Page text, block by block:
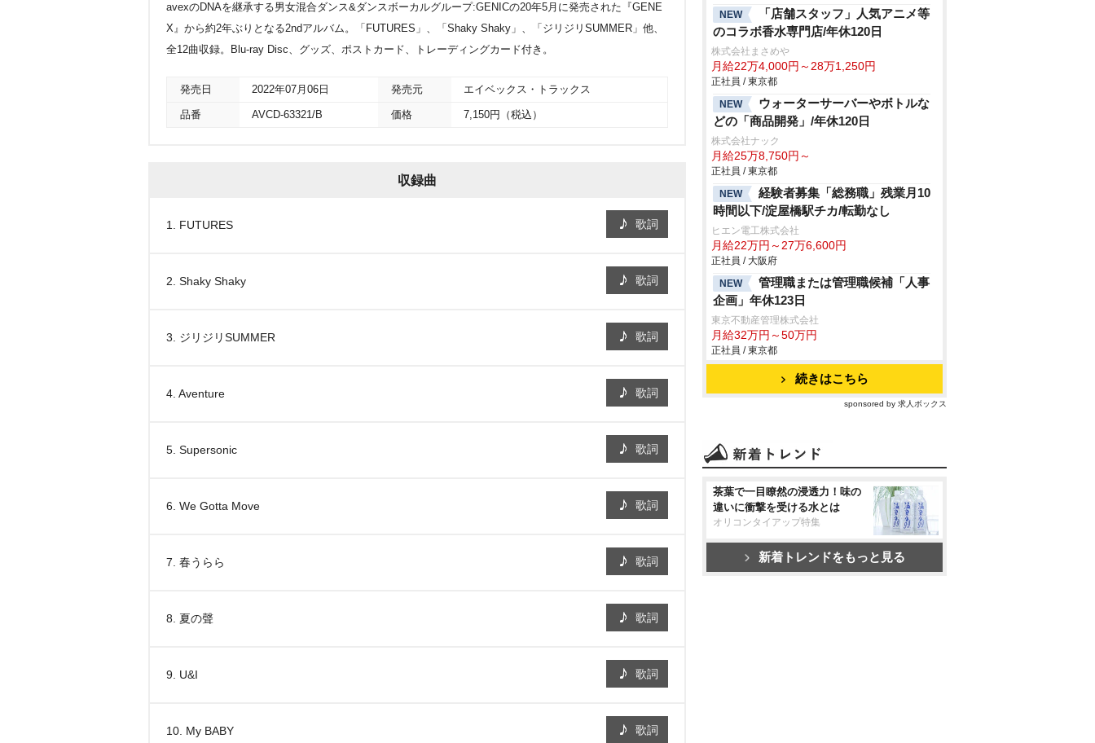
avexのDNAを継承する男女混合ダンス&ダンスボーカルグループ:GENICの20年5月に発売された『GENE
X』から約2年ぶりとなる2ndアルバム。「FUTURES」、「Shaky Shaky」、「ジリジリSUMMER」他、
全12曲収録。Blu-ray Disc、グッズ、ポストカード、トレーディングカード付き。
発売日 2022年07月06日 発売元 エイベックス・トラックス
品番 AVCD-63321/B 価格 7,150円（税込）
収録曲
1. FUTURES 歌詞
2. Shaky Shaky 歌詞
3. ジリジリSUMMER 歌詞
4. Aventure 歌詞
5. Supersonic 歌詞
6. We Gotta Move 歌詞
7. 春うらら 歌詞
8. 夏の聲 歌詞
9. U&I 歌詞
10. My BABY 歌詞
NEW
「店舗スタッフ」人気アニメ等
のコラボ香水専門店/年休120日
株式会社まさめ
月給22万4,000円～28万1,250円
正社員 / 東京都
NEW
ウォーターサーバーやボトルな
どの「商品開発」/年休120日
株式会社ナック
月給25万8,750円～
正社員 / 東京都
NEW
経験者募集「総務職」残業月10
時間以下/淀屋橋駅チカ/転勤なし
ヒエン電工株式会社
月給22万円～27万6,600円
正社員 / 大阪府
NEW
管理職または管理職候補「人事
企画」年休123日
東京不動産管理株式会社
月給32万円～50万円
正社員 / 東京都
続きはこちら
sponsored by 求人ボックス
茶葉で一目瞭然の浸透力！味の
違いに衝撃を受ける水とは
オリコンタイアップ特集
新着トレンドをもっと見る